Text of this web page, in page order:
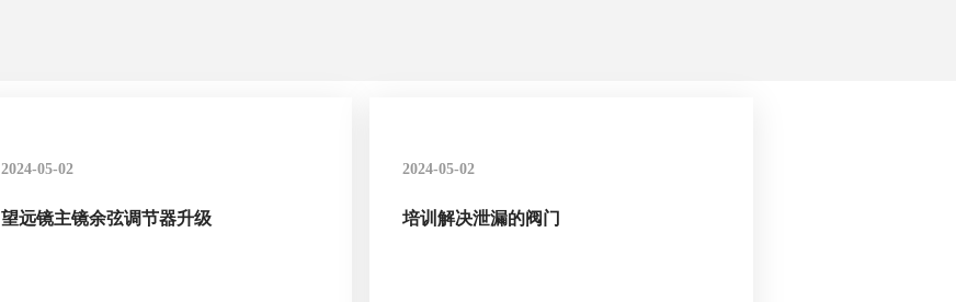
2024-05-02
望远镜主镜余弦调节器升级
2024-05-02
培训解决泄漏的阀门